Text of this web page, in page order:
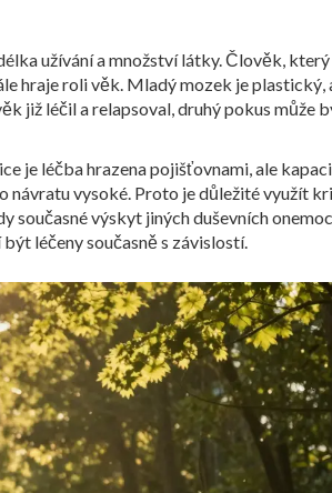
užívání a množství látky. Člověk,
hraje roli věk. Mladý mozek je plastický,
již léčil a relapsoval, druhý pokus může
je léčba hrazena pojišťovnami, ale
návratu vysoké. Proto je důležité využít
současné výskyt jiných duševních
léčeny současně s závislostí.